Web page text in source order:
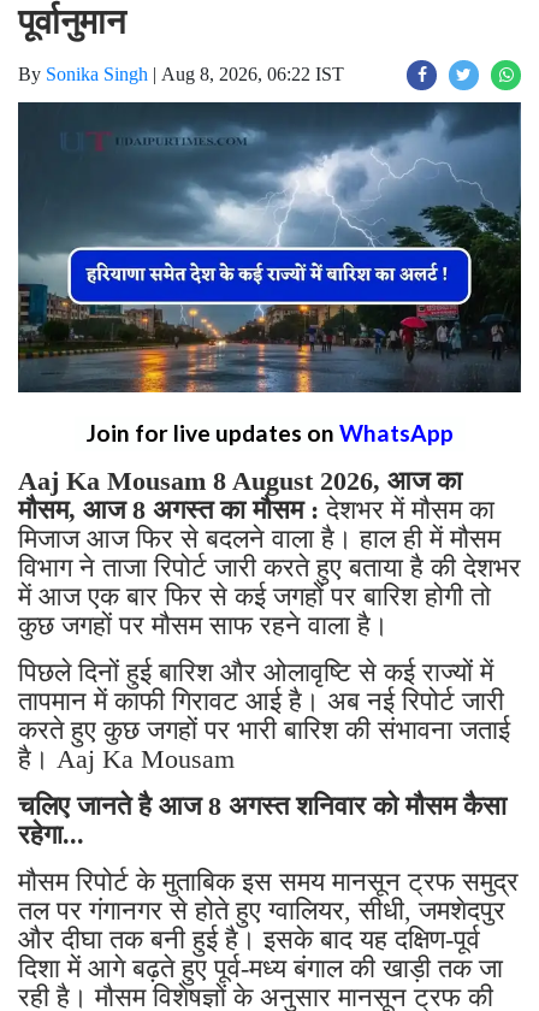
पूर्वानुमान
By Sonika Singh | Aug 8, 2026, 06:22 IST
Join for live updates on WhatsApp
Aaj Ka Mousam 8 August 2026, आज का
मौसम, आज 8 अगस्त का मौसम :देशभर में मौसम का
मिजाज आज फिर से बदलने वाला है। हाल ही में मौसम
विभाग ने ताजा रिपोर्ट जारी करते हुए बताया है की देशभर
में आज एक बार फिर से कई जगहों पर बारिश होगी तो
कुछ जगहों पर मौसम साफ रहने वाला है।
पिछले दिनों हुई बारिश और ओलावृष्टि से कई राज्यों में
तापमान में काफी गिरावट आई है। अब नई रिपोर्ट जारी
करते हुए कुछ जगहों पर भारी बारिश की संभावना जताई
है। Aaj Ka Mousam
चलिए जानते है आज 8 अगस्त शनिवार को मौसम कैसा
रहेगा...
मौसम रिपोर्ट के मुताबिक इस समय मानसून ट्रफ समुद्र
तल पर गंगानगर से होते हुए ग्वालियर, सीधी, जमशेदपुर
और दीघा तक बनी हुई है। इसके बाद यह दक्षिण-पूर्व
दिशा में आगे बढ़ते हुए पूर्व-मध्य बंगाल की खाड़ी तक जा
रही है। मौसम विशेषज्ञों के अनुसार मानसून ट्रफ की